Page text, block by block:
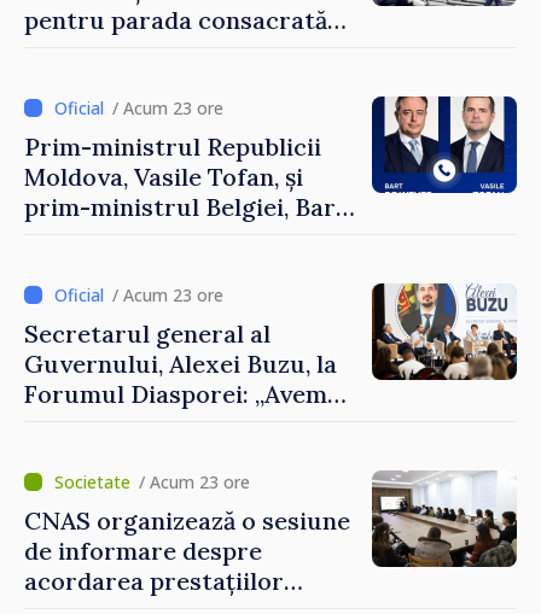
pentru parada consacrată
/ Acum 23 ore
Prim-ministrul Republicii
Moldova, Vasile Tofan, și
prim-ministrul Belgiei, Bart
al Republicii Moldova.
/ Acum 23 ore
Secretarul general al
Guvernului, Alexei Buzu, la
Forumul Diasporei: „Avem
construi comunități mai
puternice”
/ Acum 23 ore
CNAS organizează o sesiune
de informare despre
acordarea prestațiilor